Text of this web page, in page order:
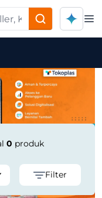
0 produk
Filter